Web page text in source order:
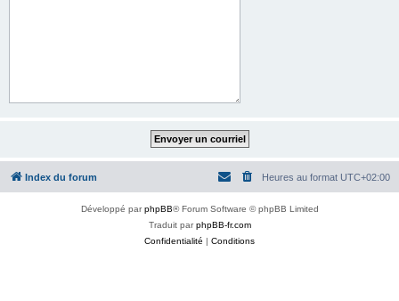
Index du forum Heures au format UTC+02:00
Développé parphpBB® Forum Software © phpBB Limited
Traduit parphpBB-fr.com
Confidentialité | Conditions